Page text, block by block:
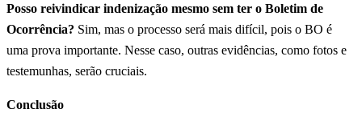
Posso reivindicar indenização mesmo sem ter o Boletim de
Ocorrência? Sim, mas o processo será mais difícil, pois o BO é
uma prova importante. Nesse caso, outras evidências, como fotos e
testemunhas, serão cruciais.
Conclusão